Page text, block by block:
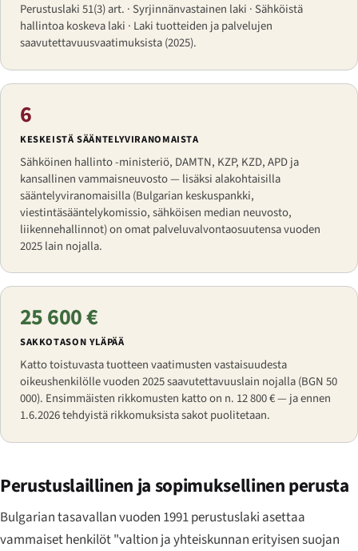
Perustuslaki 51(3) art. · Syrjinnänvastainen laki · Sähköistä
hallintoa koskeva laki · Laki tuotteiden ja palvelujen
saavutettavuusvaatimuksista (2025).
6
KESKEISTÄ SÄÄNTELYVIRANOMAISTA
Sähköinen hallinto -ministeriö, DAMTN, KZP, KZD, APD ja
kansallinen vammaisneuvosto — lisäksi alakohtaisilla
sääntelyviranomaisilla (Bulgarian keskuspankki,
viestintäsääntelykomissio, sähköisen median neuvosto,
liikennehallinnot) on omat palveluvalvontaosuutensa vuoden
2025 lain nojalla.
25 600 €
SAKKOTASON YLÄPÄÄ
Katto toistuvasta tuotteen vaatimusten vastaisuudesta
oikeushenkilölle vuoden 2025 saavutettavuuslain nojalla (BGN 50
000). Ensimmäisten rikkomusten katto on n. 12 800 € — ja ennen
1.6.2026 tehdyistä rikkomuksista sakot puolitetaan.
Perustuslaillinen ja sopimuksellinen perusta
Bulgarian tasavallan vuoden 1991 perustuslaki asettaa
vammaiset henkilöt "valtion ja yhteiskunnan erityisen suojan